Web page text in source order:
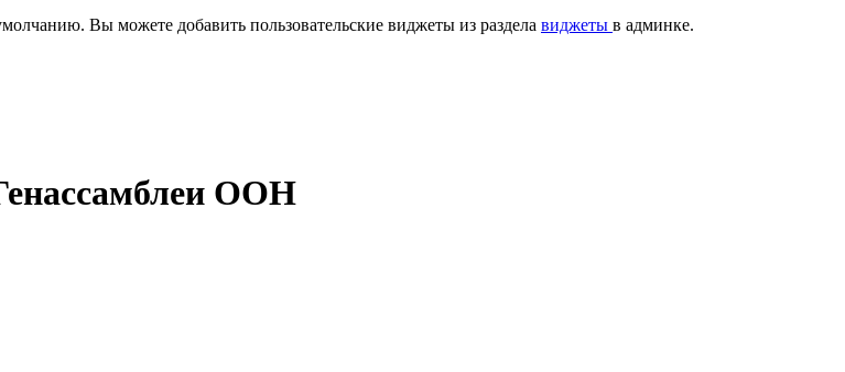
Вы можете добавить пользовательские виджеты из раздела виджеты в админке.
ООН